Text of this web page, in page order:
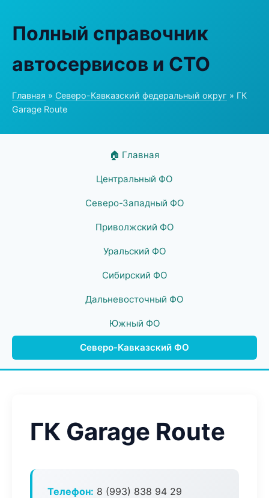
Полный справочник
автосервисов и СТО
Главная » Северо-Кавказский федеральный округ » ГК
Garage Route
🏠 Главная
Центральный ФО
Северо-Западный ФО
Приволжский ФО
Уральский ФО
Сибирский ФО
Дальневосточный ФО
Южный ФО
Северо-Кавказский ФО
ГК Garage Route
Телефон: 8 (993) 838 94 29